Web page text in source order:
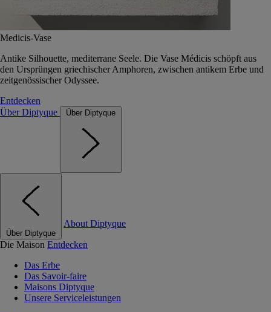
Medicis-Vase
Antike Silhouette, mediterrane Seele. Die Vase Médicis schöpft aus
den Ursprüngen griechischer Amphoren, zwischen antikem Erbe und
zeitgenössischer Odyssee.
Entdecken
Über Diptyque
Über Diptyque
Über Diptyque
About Diptyque
Die Maison Entdecken
Das Erbe
Das Savoir-faire
Maisons Diptyque
Unsere Serviceleistungen